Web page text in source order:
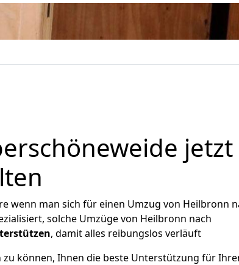
jetzt
wenn man sich für einen Umzug von Heilbronn
solche Umzüge von Heilbronn nach
, damit alles reibungslos verläuft
können, Ihnen die beste Unterstützung für